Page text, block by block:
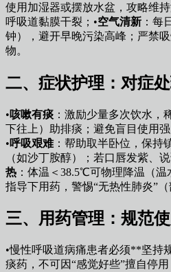
使用加湿器或摆放水盆，攻略维
呼吸道黏膜干裂；•空气清新 ：每
钟），避开早晚污染高峰；严禁
物。
二、症状护理：对症
•咳嗽有痰 ：激励少量多次饮水，
下往上）助排痰；避免盲目使用
•呼吸艰难：帮助取半卧位，保持
（如沙丁胺醇）；若口唇发紫、
热 ：体温＜38.5℃可物理降温（
指导下用药，警惕“无热性肺炎”
三、用药管理：规范
•慢性呼吸道病痛患者必须**坚持
痰药，不可因“感觉好些”擅自停用